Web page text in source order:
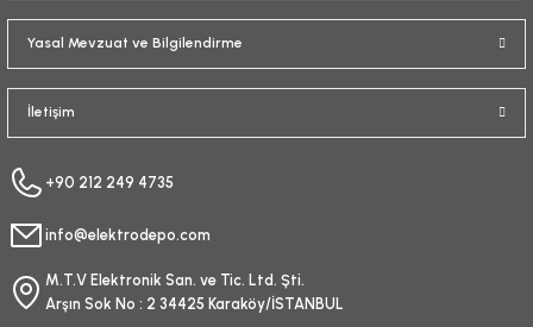
Yasal Mevzuat ve Bilgilendirme
İletişim
+90 212 249 4735
info@elektrodepo.com
M.T.V Elektronik San. ve Tic. Ltd. Şti.
Arşın Sok No : 2 34425 Karaköy/İSTANBUL